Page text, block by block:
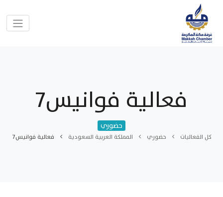
فعالية فوانيس7
حضوري
كل الفعاليات حضوري المملكة العربية السعودية فعالية فوانيس7